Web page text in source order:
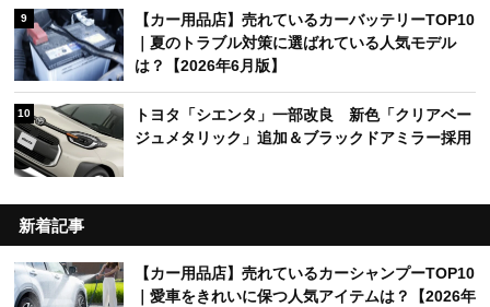
9
【カー用品店】売れているカーバッテリーTOP10
｜夏のトラブル対策に選ばれている人気モデル
は？【2026年6月版】
10
トヨタ「シエンタ」一部改良 新色「クリアベー
ジュメタリック」追加＆ブラックドアミラー採用
新着記事
【カー用品店】売れているカーシャンプーTOP10
｜愛車をきれいに保つ人気アイテムは？【2026年